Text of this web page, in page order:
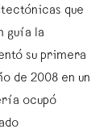
que
guía la
su primera
de 2008 en un
ocupó